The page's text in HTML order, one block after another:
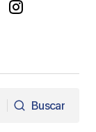
Buscar